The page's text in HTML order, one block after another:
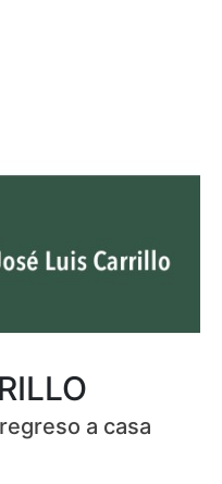
a casa